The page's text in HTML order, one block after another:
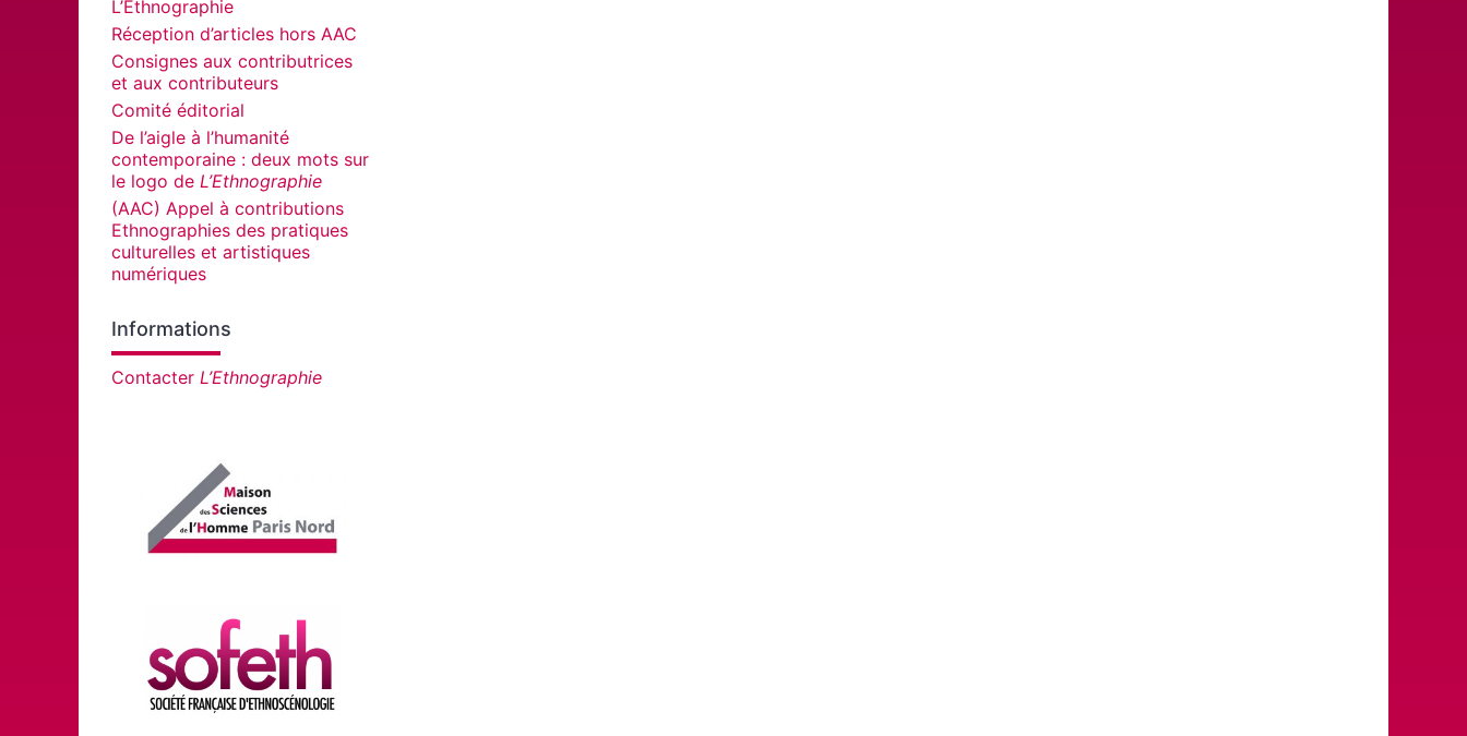
L’Ethnographie
Réception d’articles hors AAC
Consignes aux contributrices
et aux contributeurs
Comité éditorial
De l’aigle à l’humanité
contemporaine : deux mots sur
le logo de L’Ethnographie
(AAC) Appel à contributions
Ethnographies des pratiques
culturelles et artistiques
numériques
Informations
Contacter L’Ethnographie
Affiliations/partenaires